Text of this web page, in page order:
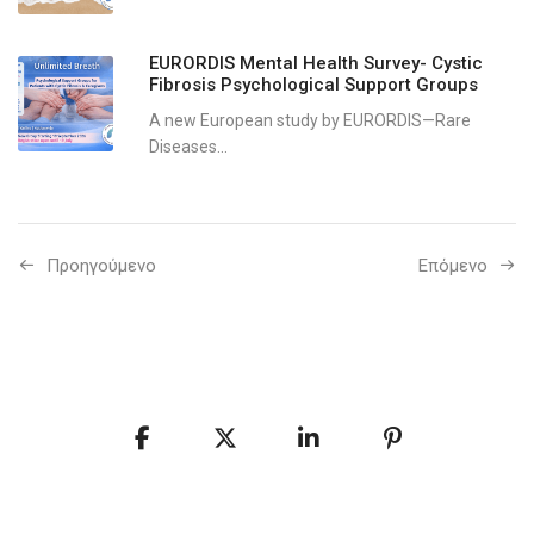
EURORDIS Mental Health Survey- Cystic
Fibrosis Psychological Support Groups
A new European study by EURORDIS—Rare
Diseases...
Προηγούμενo Επόμενο